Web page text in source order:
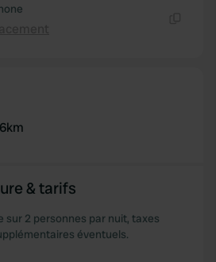
& tarifs
sur 2 personnes par nuit, taxes
éventuels.